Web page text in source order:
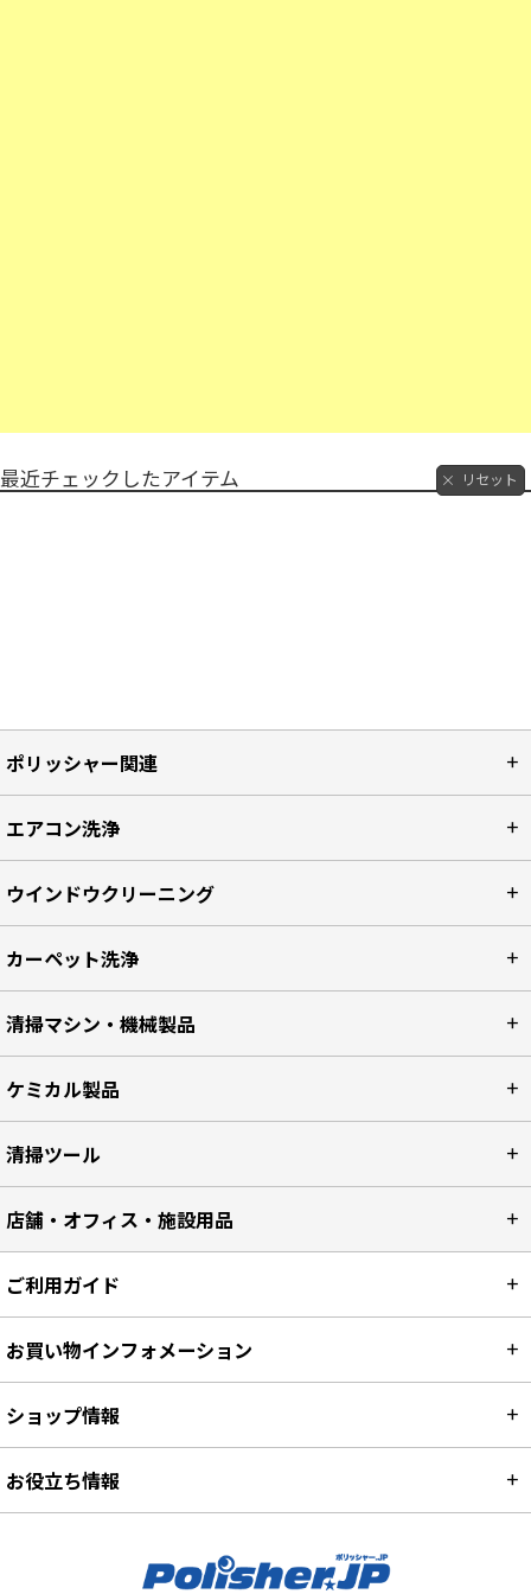
最近チェックしたアイテム リセット
ポリッシャー関連
エアコン洗浄
ウインドウクリーニング
カーペット洗浄
清掃マシン・機械製品
ケミカル製品
清掃ツール
店舗・オフィス・施設用品
ご利用ガイド
お買い物インフォメーション
ショップ情報
お役立ち情報